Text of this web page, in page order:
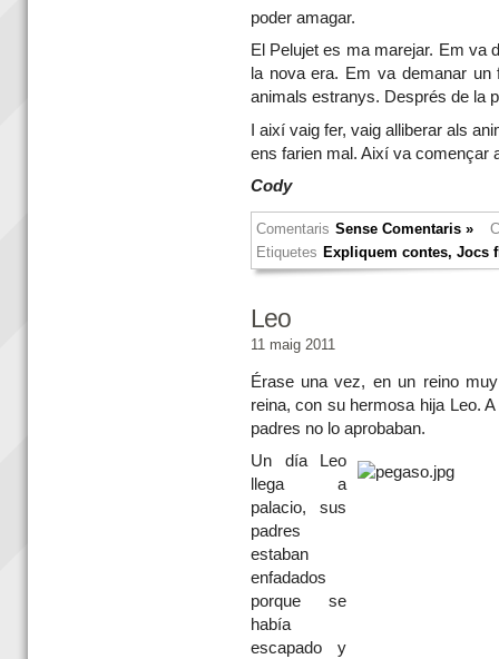
poder amagar.
El Pelujet es ma marejar. Em va
la nova era. Em va demanar
animals estranys. Després de la
I així vaig fer, vaig alliberar als
ens farien mal. Així va començar
Cody
Comentaris Sense Comentaris »
Etiquetes Expliquem contes,Jocs
Leo
11 maig 2011
Érase una vez, en un reino
reina, con su hermosa hija Leo.
padres no lo aprobaban.
Un día Leo
llega a
palacio, sus
padres
estaban
enfadados
porque se
había
escapado y